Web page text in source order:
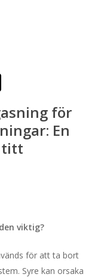
för
En
titt
viktig?
för att ta bort
Syre kan orsaka